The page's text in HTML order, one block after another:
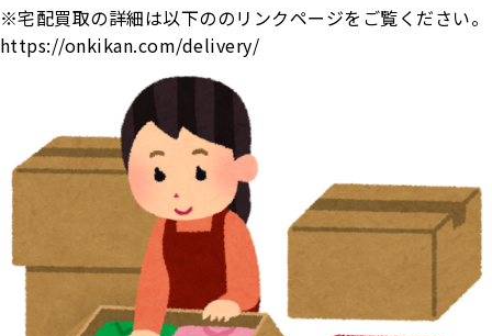
※宅配買取の詳細は以下ののリンクページをご覧ください。
https://onkikan.com/delivery/